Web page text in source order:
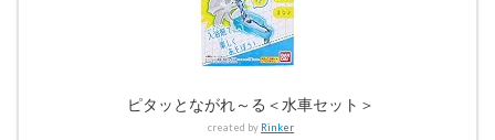
ピタッとながれ～る＜水車セット＞
created by Rinker